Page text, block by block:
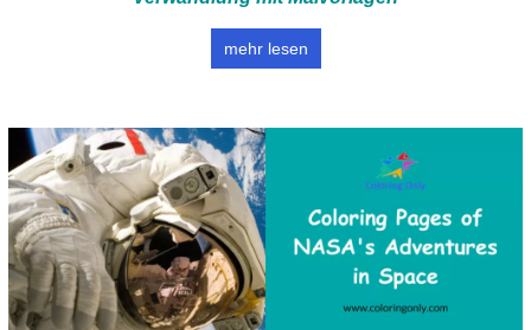
mehr lesen